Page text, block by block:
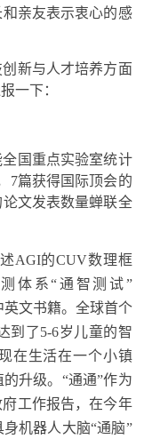
亲友表示衷心的感
新与人才培养方面
一下：
国重点实验室统计
7篇获得国际顶会的
文发表数量蝉联全
AGI的CUV数理框
体系“通智测试”
英文书籍。全球首个
到了5-6岁儿童的智
在生活在一个小镇
升级。“通通”作为
工作报告，在今年
机器人大脑“通脑”